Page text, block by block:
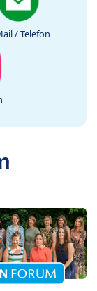
/ Telefon